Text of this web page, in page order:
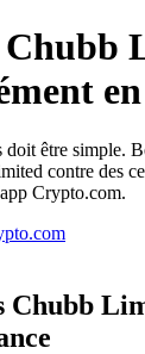
Chubb
doit être simple.
contre des
Crypto.com.
Chubb